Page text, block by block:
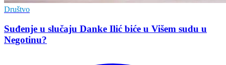
Društvo
Suđenje u slučaju Danke Ilić biće u Višem sudu u
Negotinu?